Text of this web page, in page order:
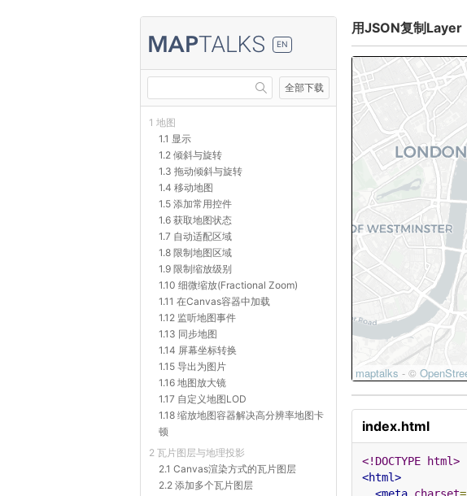
EN
全部下载
1 地图
1.1 显示
1.2 倾斜与旋转
1.3 拖动倾斜与旋转
1.4 移动地图
1.5 添加常用控件
1.6 获取地图状态
1.7 自动适配区域
1.8 限制地图区域
1.9 限制缩放级别
1.10 细微缩放(Fractional Zoom)
1.11 在Canvas容器中加载
1.12 监听地图事件
1.13 同步地图
1.14 屏幕坐标转换
1.15 导出为图片
1.16 地图放大镜
1.17 自定义地图LOD
1.18 缩放地图容器解决高分辨率地图卡
顿
2 瓦片图层与地理投影
2.1 Canvas渲染方式的瓦片图层
2.2 添加多个瓦片图层
用JSON复制Layer
index.html
<!DOCTYPE html>
<html>